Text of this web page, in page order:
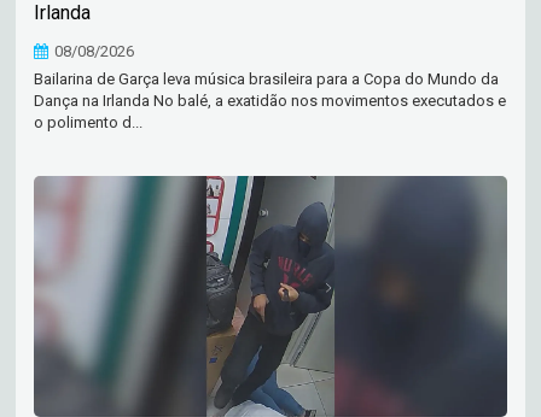
Irlanda
08/08/2026
Bailarina de Garça leva música brasileira para a Copa do Mundo da
Dança na Irlanda No balé, a exatidão nos movimentos executados e
o polimento d...